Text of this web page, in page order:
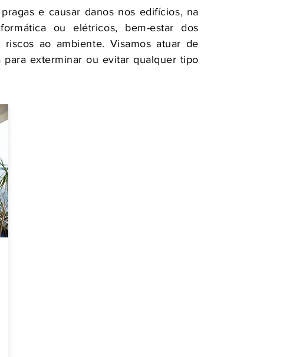
e causar danos nos edifícios, na
ou elétricos, bem-estar dos
ao ambiente. Visamos atuar de
exterminar ou evitar qualquer tipo